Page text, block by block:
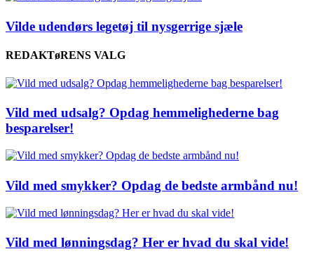
Vilde udendørs legetøj til nysgerrige sjæle
REDAKTøRENS VALG
Vild med udsalg? Opdag hemmelighederne bag
besparelser!
Vild med smykker? Opdag de bedste armbånd nu!
Vild med lønningsdag? Her er hvad du skal vide!